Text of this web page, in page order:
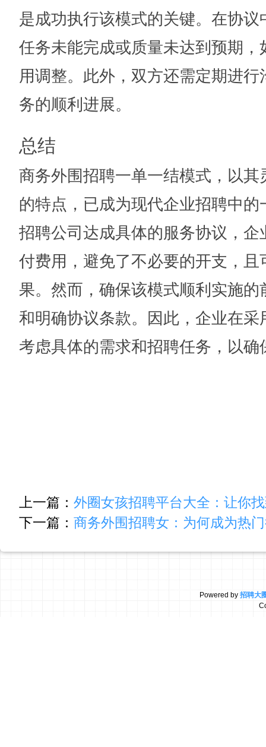
是成功执行该模式的关键。在协
任务未能完成或质量未达到预期
用调整。此外，双方还需定期进
务的顺利进展。
总结
商务外围招聘一单一结模式，以
的特点，已成为现代企业招聘中
招聘公司达成具体的服务协议，
付费用，避免了不必要的开支，
果。然而，确保该模式顺利实施
和明确协议条款。因此，企业在
考虑具体的需求和招聘任务，以
上一篇： 外圈女孩招聘平台大全：让你
下一篇： 商务外围招聘女：为何成为热
Powered by招聘大